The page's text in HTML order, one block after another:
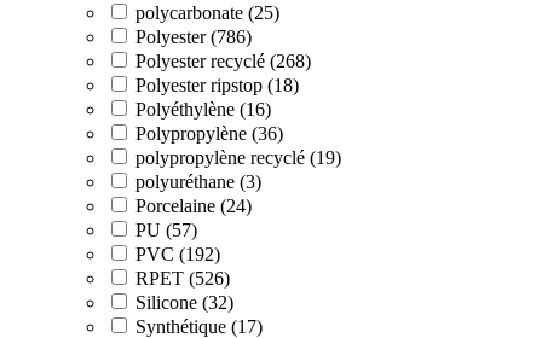
polycarbonate (25)
Polyester (786)
Polyester recyclé (268)
Polyester ripstop (18)
Polyéthylène (16)
Polypropylène (36)
polypropylène recyclé (19)
polyuréthane (3)
Porcelaine (24)
PU (57)
PVC (192)
RPET (526)
Silicone (32)
Synthétique (17)